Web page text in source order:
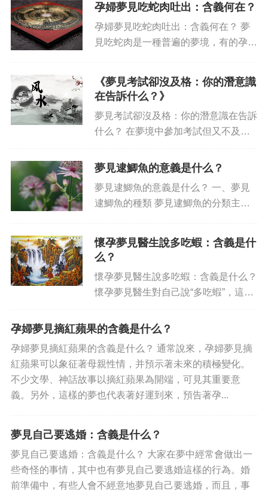
么，實際可能是與我們想象的不同的
——有可能表達的是你的成功，表...
孕婦夢見吃蛇肉吐出：含義何在？
孕婦夢見吃蛇肉吐出：含義何在？ 夢
見吃蛇肉是一種普遍的夢境，有的孕婦
呢？ 首先，和其他夢境一樣，孕婦夢
見吃蛇肉也有多種含義，具體...
《夢見考試卻沒及格：你的潛意識
在告訴什么？》
夢見考試卻沒及格：你的潛意識在告訴
什么？ 在夢境中參加考試但又不及
實它是你潛意識正在告訴你什么？考試
可以揭示一個人在生活中所經歷的...
夢見逮鯽魚的意義是什么？
夢見逮鯽魚的意義是什么？ 一、夢見
逮鯽魚的種類 夢見逮鯽魚的分類主要
等，它們被稱為「名穴魚」，是水族館
中受歡迎的商品之一，受到大家的...
懷孕夢見醫生說多吃蝦：含義是什
么？
懷孕夢見醫生說多吃蝦：含義是什么？
懷孕夢見醫生對自己說“多吃蝦”，這究
的食物，那么夢中醫生的這句話到底意
孕期間的夢境，很多情況下...
孕婦夢見摘紅蘋果的含義是什么？
孕婦夢見摘紅蘋果的含義是什么？ 通常說來，孕婦夢見摘
紅蘋果可以象征著母親性情，并預示著未來的積極變化。
不少文學、神話故事以摘紅蘋果為開端，可見其重要意
義。另外，這樣的夢也代表著好運到來，預告著孕...
夢見自己要逃婚：含義是什么？
夢見自己要逃婚：含義是什么？ 大家在夢中經常會做出一
些奇怪的事情，其中也有夢見自己要逃婚這樣的行為。婚
前準備中，有些人會不經意地夢見自己要逃婚，而且，事